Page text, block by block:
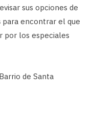
sus opciones de
para encontrar el que
por los especiales
de Santa